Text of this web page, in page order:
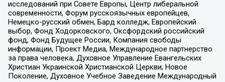
исследований при Совете Европы, Центр либеральной
современности, Форум русскоязычных европейцев,
Немецко-русский обмен, Бард колледж, Европейский
выбор, Фонд Ходорковского, Оксфордский российский
фонд, Фонд Будущее России, Компания свободы
информации, Проект Медиа, Международное партнерство
за права человека, Духовное Управление Евангельских
Христиан Украинской Христианской Церкви, Новое
Поколение, Духовное Учебное Заведение Международный